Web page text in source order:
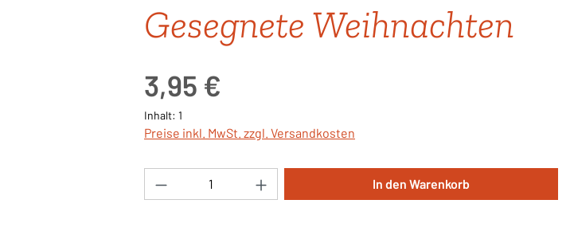
Gesegnete Weihnachten
3,95 €
Inhalt: 1
Preise inkl. MwSt. zzgl. Versandkosten
Produkt Anzahl: Gib den gewünschten Wert ein
In den Warenkorb